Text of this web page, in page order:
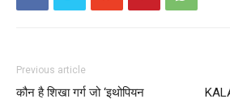
Previous article
कौन है शिखा गर्ग जो ‘इथोपियन